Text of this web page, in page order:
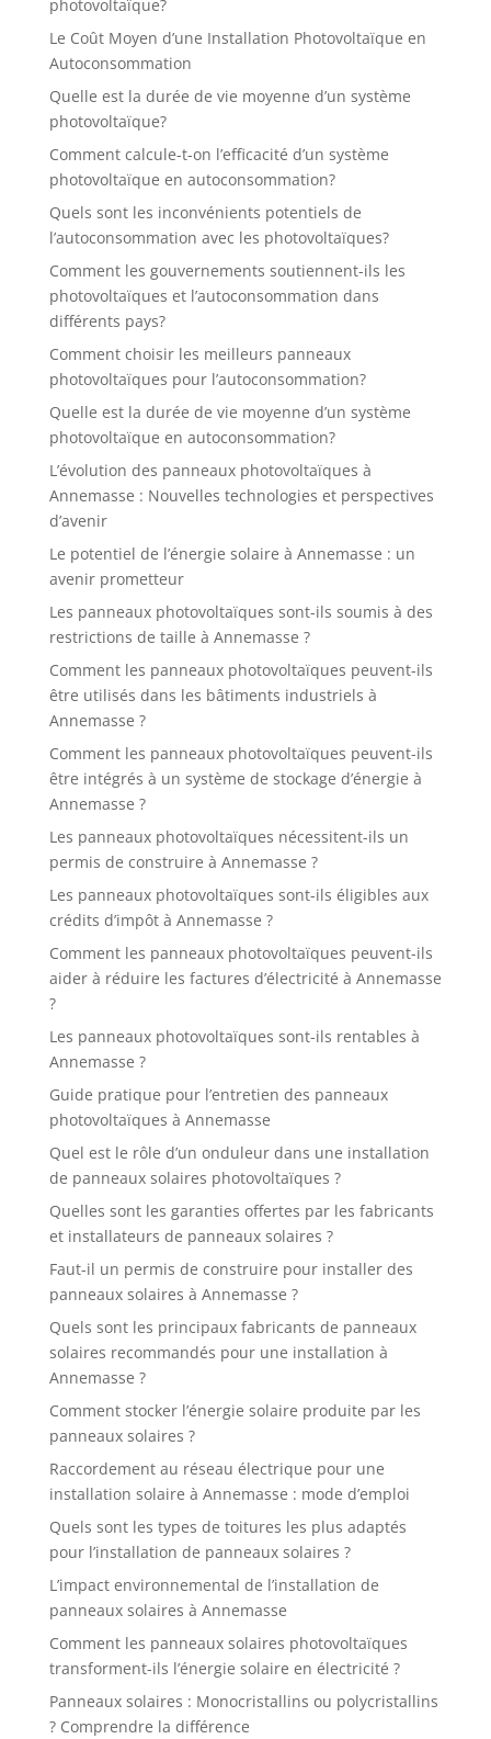
photovoltaïque?
Le Coût Moyen d’une Installation Photovoltaïque en
Autoconsommation
Quelle est la durée de vie moyenne d’un système
photovoltaïque?
Comment calcule-t-on l’efficacité d’un système
photovoltaïque en autoconsommation?
Quels sont les inconvénients potentiels de
l’autoconsommation avec les photovoltaïques?
Comment les gouvernements soutiennent-ils les
photovoltaïques et l’autoconsommation dans
différents pays?
Comment choisir les meilleurs panneaux
photovoltaïques pour l’autoconsommation?
Quelle est la durée de vie moyenne d’un système
photovoltaïque en autoconsommation?
L’évolution des panneaux photovoltaïques à
Annemasse : Nouvelles technologies et perspectives
d’avenir
Le potentiel de l’énergie solaire à Annemasse : un
avenir prometteur
Les panneaux photovoltaïques sont-ils soumis à des
restrictions de taille à Annemasse ?
Comment les panneaux photovoltaïques peuvent-ils
être utilisés dans les bâtiments industriels à
Annemasse ?
Comment les panneaux photovoltaïques peuvent-ils
être intégrés à un système de stockage d’énergie à
Annemasse ?
Les panneaux photovoltaïques nécessitent-ils un
permis de construire à Annemasse ?
Les panneaux photovoltaïques sont-ils éligibles aux
crédits d’impôt à Annemasse ?
Comment les panneaux photovoltaïques peuvent-ils
aider à réduire les factures d’électricité à Annemasse
?
Les panneaux photovoltaïques sont-ils rentables à
Annemasse ?
Guide pratique pour l’entretien des panneaux
photovoltaïques à Annemasse
Quel est le rôle d’un onduleur dans une installation
de panneaux solaires photovoltaïques ?
Quelles sont les garanties offertes par les fabricants
et installateurs de panneaux solaires ?
Faut-il un permis de construire pour installer des
panneaux solaires à Annemasse ?
Quels sont les principaux fabricants de panneaux
solaires recommandés pour une installation à
Annemasse ?
Comment stocker l’énergie solaire produite par les
panneaux solaires ?
Raccordement au réseau électrique pour une
installation solaire à Annemasse : mode d’emploi
Quels sont les types de toitures les plus adaptés
pour l’installation de panneaux solaires ?
L’impact environnemental de l’installation de
panneaux solaires à Annemasse
Comment les panneaux solaires photovoltaïques
transforment-ils l’énergie solaire en électricité ?
Panneaux solaires : Monocristallins ou polycristallins
? Comprendre la différence